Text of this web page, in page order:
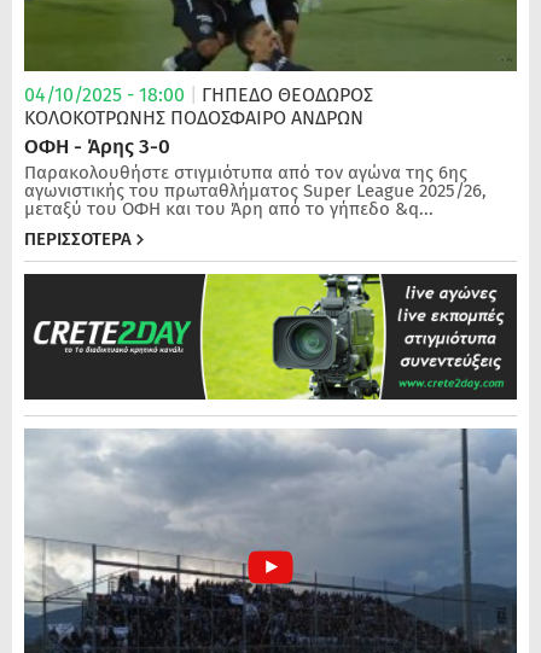
04/10/2025 - 18:00
ΓΗΠΕΔΟ ΘΕΟΔΩΡΟΣ
ΚΟΛΟΚΟΤΡΩΝΗΣ ΠΟΔΌΣΦΑΙΡΟ ΑΝΔΡΏΝ
ΟΦΗ - Άρης 3-0
Παρακολουθήστε στιγμιότυπα από τον αγώνα της 6ης
αγωνιστικής του πρωταθλήματος Super League 2025/26,
μεταξύ του ΟΦΗ και του Άρη από το γήπεδο &q...
ΠΕΡΙΣΣΟΤΕΡΑ